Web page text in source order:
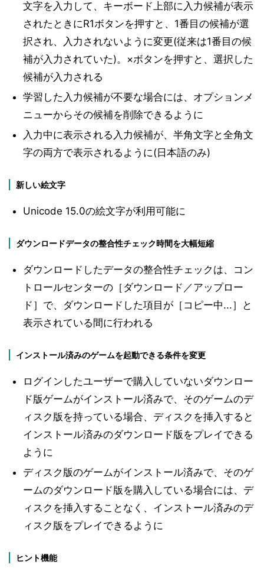
文字を入力して、キーボード上部に入力候補が表示
されたときにR1ボタンを押すと、1番目の候補が選
択され、入力されないように変更(従来は1番目の候
補が入力されていた)。×ボタンを押すと、選択した
候補が入力される
学習した入力候補が不要な場合には、オプションメ
ニューからその候補を削除できるように
入力中に表示される入力候補が、半角文字と全角文
字の両方で表示されるように(日本語のみ)
新しい絵文字
Unicode 15.0の絵文字が利用可能に
ダウンロードデータの整合性チェック時間を大幅短縮
ダウンロードしたデータの整合性チェックは、コン
トロールセンターの［ダウンロード／アップロー
ド］で、ダウンロードした項目が［コピー中...］と
表示されている間に行われる
インストール済みのゲームを起動できる条件を変更
ログインしたユーザーで購入していないダウンロー
ド版ゲームがインストール済みで、そのゲームのデ
ィスク版を持っている場合、ディスクを挿入すると
インストール済みのダウンロード版をプレイできる
ように
ディスク版のゲームがインストール済みで、そのゲ
ームのダウンロード版を購入している場合には、デ
ィスクを挿入することなく、インストール済みのデ
ィスク版をプレイできるように
ヒント機能